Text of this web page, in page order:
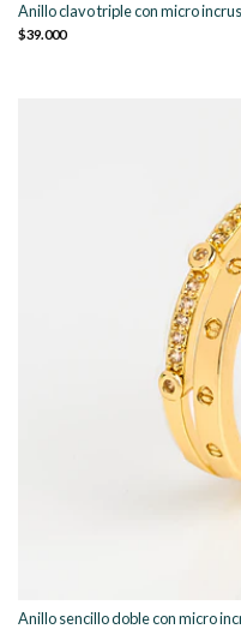
Anillo clavo triple con micro
$39.000
Anillo sencillo doble con micro